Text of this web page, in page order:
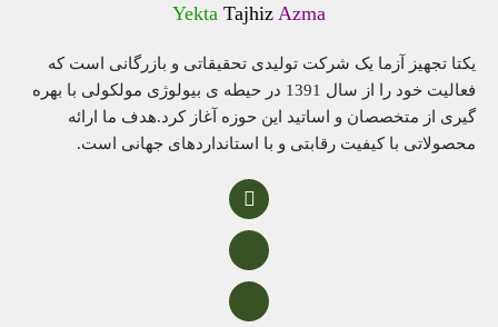
Yekta Tajhiz Azma
یکتا تجهیز آزما یک شرکت تولیدی تحقیقاتی و بازرگانی است که
فعالیت خود را از سال 1391 در حیطه ی بیولوژی مولکولی با بهره
گیری از متخصصان و اساتید این حوزه آغاز کرد.هدف ما ارائه
محصولاتی با کیفیت رقابتی و با استانداردهای جهانی است.